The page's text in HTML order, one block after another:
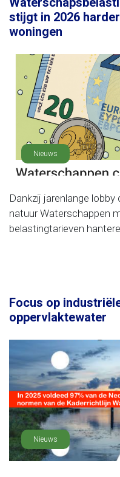
stijgt in 2026
woningen
Nieuws
Dankzij jarenlange
natuur Waterschappen
belastingtarieven
Focus op
oppervlaktewater
Nieuws